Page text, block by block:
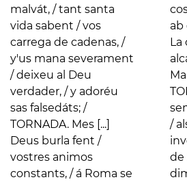
malvát, / tant santa
vida sabent / vos
carrega de cadenas, /
y'us mana severament
/ deixeu al Deu
verdader, / y adoréu
sas falsedáts; /
TORNADA. Mes [...]
Deus burla fent /
vostres animos
constants, / á Roma se
cossos despadassan /
ab espasas, y destrals: /
La corona heu
alcansát, / y palma de
Martyrs Sagráts; /
TORNADA. Teníu
sempre molt guardáts
/ als devots que vos
invocan, / guardáunos
de tempestáts, / y
dimonis que ens